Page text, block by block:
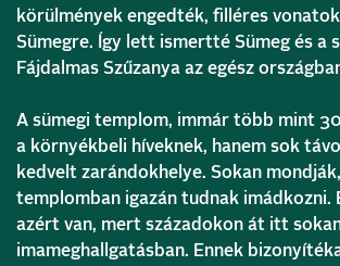
körülmények engedték, filléres
Sümegre. Így lett ismertté Sümeg és a
Fájdalmas Szűzanya az egész
A sümegi templom, immár több mint
a környékbeli híveknek, hanem sok
kedvelt zarándokhelye. Sokan
templomban igazán tudnak imádkozni.
azért van, mert századokon át itt
imameghallgatásban. Ennek